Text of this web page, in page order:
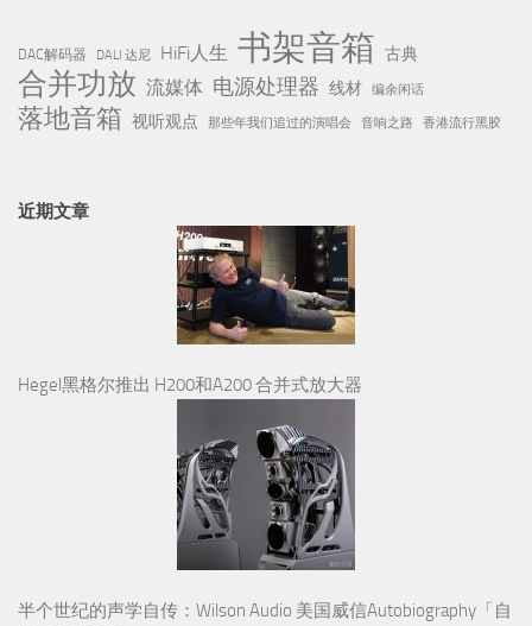
DAC解码器 DALI 达尼 HiFi人生 书架音箱 古典
合并功放 流媒体 电源处理器 线材 编余闲话
落地音箱 视听观点 那些年我们追过的演唱会 音响之路 香港流行黑胶
近期文章
Hegel黑格尔推出 H200和A200 合并式放大器
半个世纪的声学自传：Wilson Audio 美国威信Autobiography「自